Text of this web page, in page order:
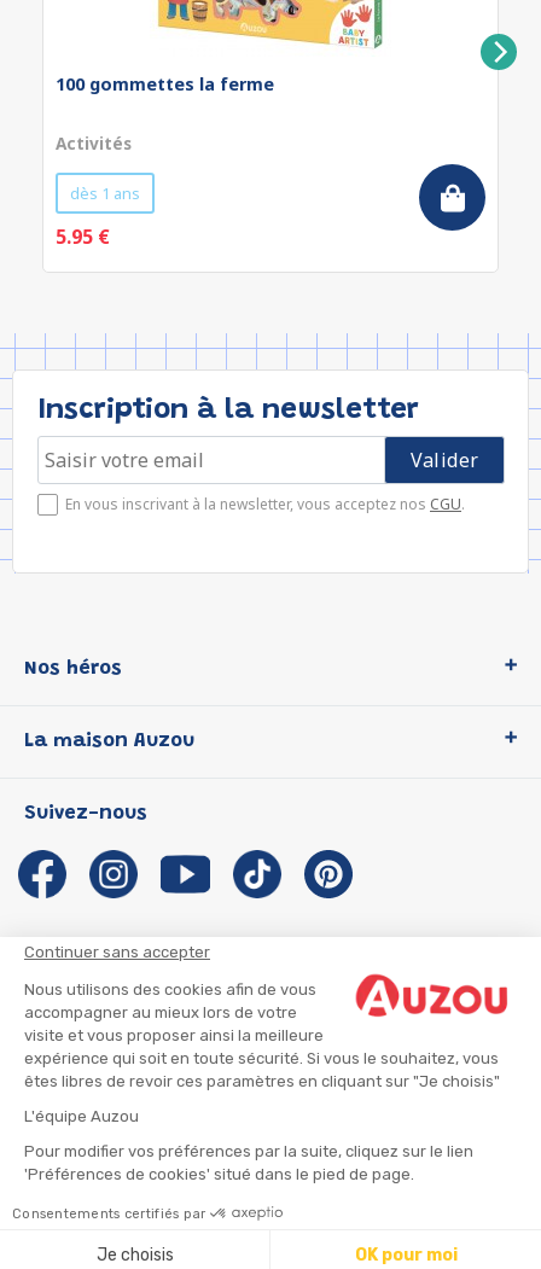
Continuer sans accepter
Nous utilisons des cookies afin de vous
accompagner au mieux lors de votre
visite et vous proposer ainsi la meilleure
expérience qui soit en toute sécurité. Si vous le souhaitez, vous
êtes libres de revoir ces paramètres en cliquant sur "Je choisis"
L'équipe Auzou
Pour modifier vos préférences par la suite, cliquez sur le lien
'Préférences de cookies' situé dans le pied de page.
Consentements certifiés par
Je choisis OK pour moi
Ajouter au panier
100 gommettes la ferme
Activités
dès 1 ans
5.95 €
Inscription à la newsletter
En vous inscrivant à la newsletter, vous acceptez nos CGU.
Nos héros
P'tit Loup
Les Influenceuses
Migali
Petite Taupe
La maison Auzou
Notre histoire
Auzou s'engage
Auteurs et illustrateurs Auzou
Suivre mon colis
Infos consommateur
Suivez-nous
CGU
CGV
Mentions légales
© 2026 - AUZOU |